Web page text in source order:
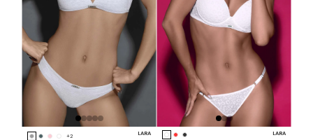
+2 LARA LARA